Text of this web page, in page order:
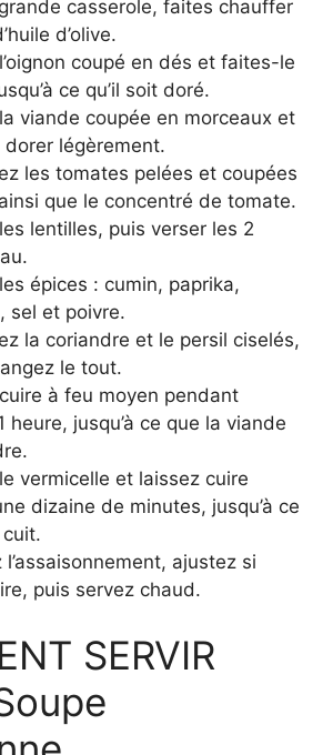
casserole, faites chauffer
d’olive.
coupé en dés et faites-le
ce qu’il soit doré.
viande coupée en morceaux et
légèrement.
les tomates pelées et coupées
que le concentré de tomate.
lentilles, puis verser les 2
épices : cumin, paprika,
sel et poivre.
la coriandre et le persil ciselés,
le tout.
à feu moyen pendant
heure, jusqu’à ce que la viande
vermicelle et laissez cuire
dizaine de minutes, jusqu’à ce
cuit.
l’assaisonnement, ajustez si
puis servez chaud.
SERVIR